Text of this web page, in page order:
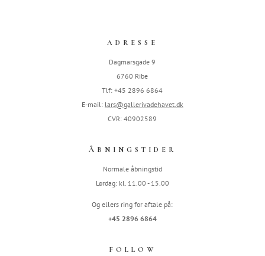
ADRESSE
Dagmarsgade 9
6760 Ribe
Tlf: +45 2896 6864
E-mail: lars@gallerivadehavet.dk
CVR: 40902589
ÅBNINGSTIDER
Normale åbningstid
Lørdag: kl. 11.00 - 15.00
Og ellers ring for aftale på:
+45 2896 6864
FOLLOW